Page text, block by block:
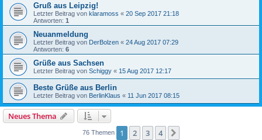
Gruß aus Leipzig!
Letzter Beitrag von klaramoss « 20 Sep 2017 21:18
Antworten: 1
Neuanmeldung
Letzter Beitrag von DerBolzen « 24 Aug 2017 07:29
Antworten: 6
Grüße aus Sachsen
Letzter Beitrag von Schiggy « 15 Aug 2017 12:17
Beste Grüße aus Berlin
Letzter Beitrag von BerlinKlaus « 11 Jun 2017 08:15
Neues Thema
76 Themen 1 2 3 4